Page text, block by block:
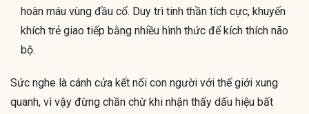
hoàn máu vùng đầu cổ. Duy trì tinh thần tích cực, khuyến
khích trẻ giao tiếp bằng nhiều hình thức để kích thích não
bộ.
Sức nghe là cánh cửa kết nối con người với thế giới xung
quanh, vì vậy đừng chần chừ khi nhận thấy dấu hiệu bất